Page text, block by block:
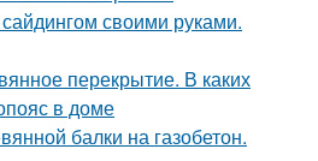
своими руками.
перекрытие. В каких
в доме
балки на газобетон.